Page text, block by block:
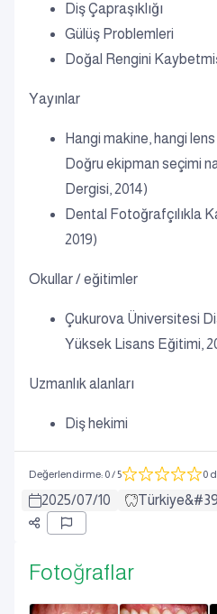
Diş Çapraşıklığı
Gülüş Problemleri
Doğal Rengini
Yayınlar
Hangi makine, hangi
Doğru ekipman seçimi
Dergisi, 2014)
Dental Fotoğrafçılıkla
2019)
Okullar / eğitimler
Çukurova Üniversitesi
Yüksek Lisans Eğitimi,
Uzmanlık alanları
Diş hekimi
Değerlendirme: 0/ 5 0
2025/07/10
Fotoğraflar